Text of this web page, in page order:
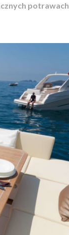
potrawach